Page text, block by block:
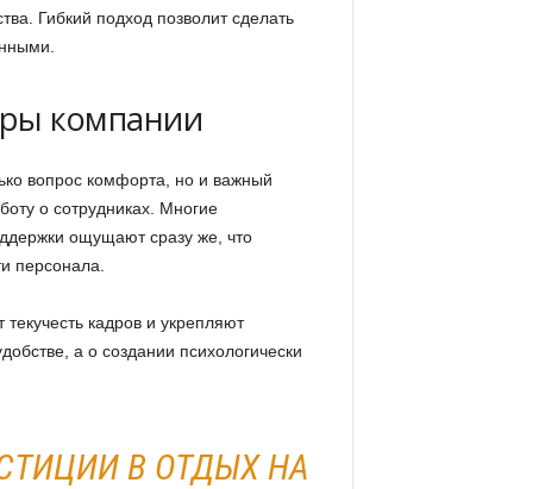
Гибкий подход позволит сделать
компании
вопрос комфорта, но и важный
о сотрудниках. Многие
ощущают сразу же, что
персонала.
кадров и укрепляют
а о создании психологически
В ОТДЫХ НА